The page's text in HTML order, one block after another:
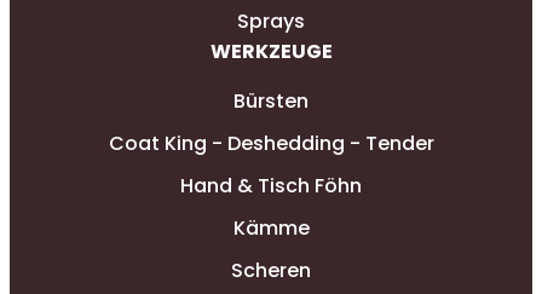
Sprays
WERKZEUGE
Bürsten
Coat King - Deshedding - Tender
Hand & Tisch Föhn
Kämme
Scheren